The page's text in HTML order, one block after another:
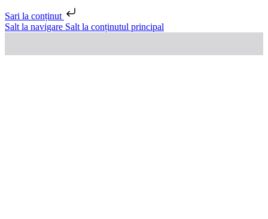
Sari la conținut
Salt la navigare Salt la conținutul principal